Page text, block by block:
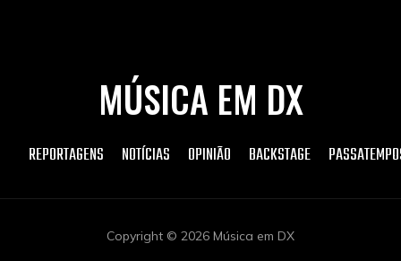
MÚSICA EM DX
REPORTAGENS NOTÍCIAS OPINIÃO BACKSTAGE
Copyright © 2026 Música em DX